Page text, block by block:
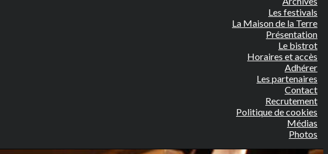
Les festivals
La Maison de la Terre
Présentation
Le bistrot
Horaires et accès
Adhérer
Les partenaires
Contact
Recrutement
Politique de cookies
Médias
Photos